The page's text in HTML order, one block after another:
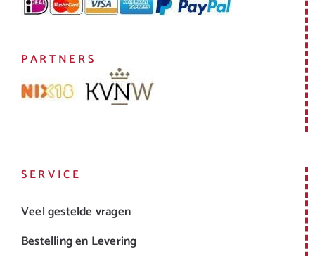
PARTNERS
SERVICE
Veel gestelde vragen
Bestelling en Levering